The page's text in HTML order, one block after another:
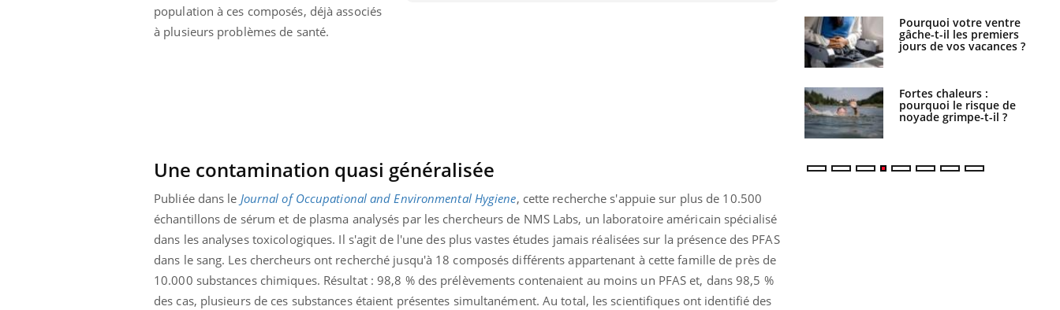
population à ces composés, déjà associés
à plusieurs problèmes de santé.
Une contamination quasi généralisée
Publiée dans le Journal of Occupational and Environmental Hygiene, cette recherche s'appuie sur plus de 10.500
échantillons de sérum et de plasma analysés par les chercheurs de NMS Labs, un laboratoire américain spécialisé
dans les analyses toxicologiques. Il s'agit de l'une des plus vastes études jamais réalisées sur la présence des PFAS
dans le sang. Les chercheurs ont recherché jusqu'à 18 composés différents appartenant à cette famille de près de
10.000 substances chimiques. Résultat : 98,8 % des prélèvements contenaient au moins un PFAS et, dans 98,5 %
des cas, plusieurs de ces substances étaient présentes simultanément. Au total, les scientifiques ont identifié des
Grossesse à risque : ce jus
naturel attire l'attention
Pourquoi votre ventre
gâche-t-il les premiers
jours de vos vacances ?
Fortes chaleurs :
pourquoi le risque de
noyade grimpe-t-il ?